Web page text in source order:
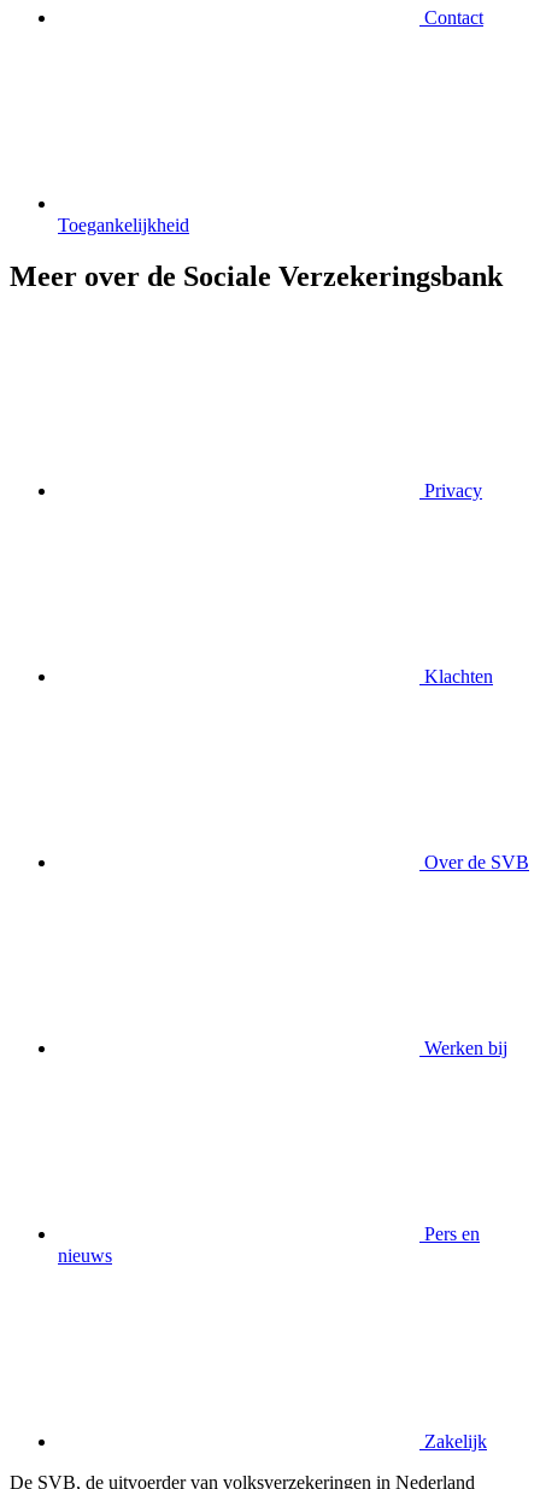
Contact
Toegankelijkheid
Meer over de Sociale Verzekeringsbank
Privacy
Klachten
Over de SVB
Werken bij
Pers en
nieuws
Zakelijk
De SVB, de uitvoerder van volksverzekeringen in Nederland